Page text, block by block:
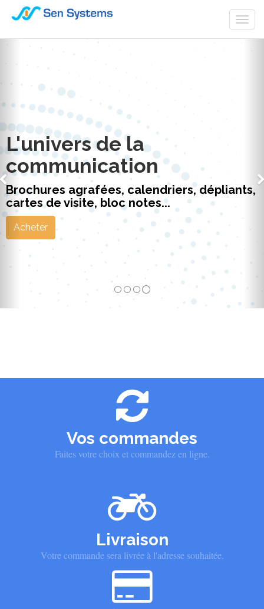
L'univers de la
communication
Brochures agrafées, calendriers, dépliants,
cartes de visite, bloc notes...
Acheter
Vos commandes
Faites votre choix et commandez en ligne.
Livraison
Votre commande sera livrée à l'adresse souhaitée.